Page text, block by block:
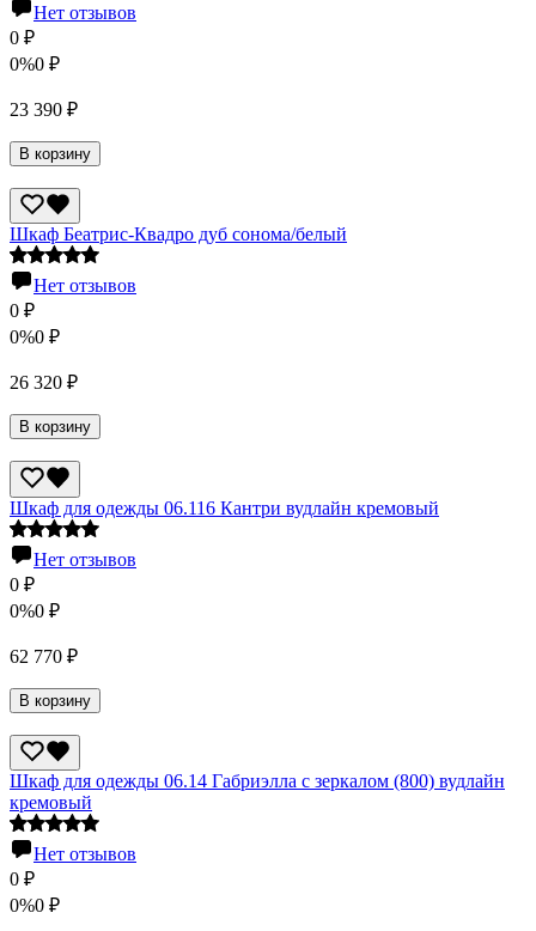
Нет отзывов
0 ₽
0%0 ₽
23 390 ₽
В корзину
Шкаф Беатрис-Квадро дуб сонома/белый
Нет отзывов
0 ₽
0%0 ₽
26 320 ₽
В корзину
Шкаф для одежды 06.116 Кантри вудлайн кремовый
Нет отзывов
0 ₽
0%0 ₽
62 770 ₽
В корзину
Шкаф для одежды 06.14 Габриэлла с зеркалом (800) вудлайн
кремовый
Нет отзывов
0 ₽
0%0 ₽